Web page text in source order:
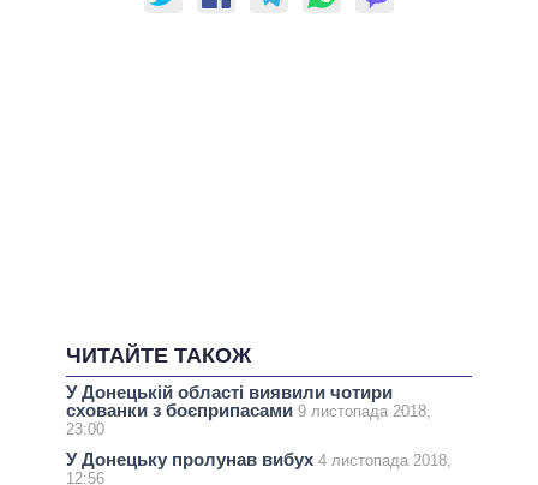
ЧИТАЙТЕ ТАКОЖ
У Донецькій області виявили чотири
схованки з боєприпасами 9 листопада 2018,
23:00
У Донецьку пролунав вибух 4 листопада 2018,
12:56